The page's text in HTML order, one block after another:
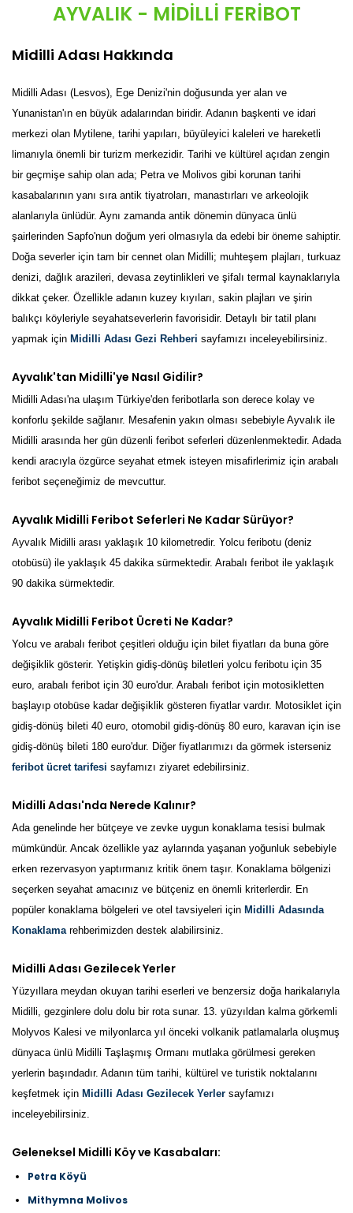
AYVALIK - MİDİLLİ FERİBOT
Midilli Adası Hakkında
Midilli Adası (Lesvos), Ege Denizi'nin doğusunda yer alan ve
Yunanistan'ın en büyük adalarından biridir. Adanın başkenti ve idari
merkezi olan Mytilene, tarihi yapıları, büyüleyici kaleleri ve hareketli
limanıyla önemli bir turizm merkezidir. Tarihi ve kültürel açıdan zengin
bir geçmişe sahip olan ada; Petra ve Molivos gibi korunan tarihi
kasabalarının yanı sıra antik tiyatroları, manastırları ve arkeolojik
alanlarıyla ünlüdür. Aynı zamanda antik dönemin dünyaca ünlü
şairlerinden Sapfo'nun doğum yeri olmasıyla da edebi bir öneme sahiptir.
Doğa severler için tam bir cennet olan Midilli; muhteşem plajları, turkuaz
denizi, dağlık arazileri, devasa zeytinlikleri ve şifalı termal kaynaklarıyla
dikkat çeker. Özellikle adanın kuzey kıyıları, sakin plajları ve şirin
balıkçı köyleriyle seyahatseverlerin favorisidir. Detaylı bir tatil planı
yapmak için Midilli Adası Gezi Rehberi sayfamızı inceleyebilirsiniz.
Ayvalık'tan Midilli'ye Nasıl Gidilir?
Midilli Adası'na ulaşım Türkiye'den feribotlarla son derece kolay ve
konforlu şekilde sağlanır. Mesafenin yakın olması sebebiyle Ayvalık ile
Midilli arasında her gün düzenli feribot seferleri düzenlenmektedir. Adada
kendi aracıyla özgürce seyahat etmek isteyen misafirlerimiz için arabalı
feribot seçeneğimiz de mevcuttur.
Ayvalık Midilli Feribot Seferleri Ne Kadar Sürüyor?
Ayvalık Midilli arası yaklaşık 10 kilometredir. Yolcu feribotu (deniz
otobüsü) ile yaklaşık 45 dakika sürmektedir. Arabalı feribot ile yaklaşık
90 dakika sürmektedir.
Ayvalık Midilli Feribot Ücreti Ne Kadar?
Yolcu ve arabalı feribot çeşitleri olduğu için bilet fiyatları da buna göre
değişiklik gösterir. Yetişkin gidiş-dönüş biletleri yolcu feribotu için 35
euro, arabalı feribot için 30 euro'dur. Arabalı feribot için motosikletten
başlayıp otobüse kadar değişiklik gösteren fiyatlar vardır. Motosiklet için
gidiş-dönüş bileti 40 euro, otomobil gidiş-dönüş 80 euro, karavan için ise
gidiş-dönüş bileti 180 euro'dur. Diğer fiyatlarımızı da görmek isterseniz
feribot ücret tarifesi sayfamızı ziyaret edebilirsiniz.
Midilli Adası'nda Nerede Kalınır?
Ada genelinde her bütçeye ve zevke uygun konaklama tesisi bulmak
mümkündür. Ancak özellikle yaz aylarında yaşanan yoğunluk sebebiyle
erken rezervasyon yaptırmanız kritik önem taşır. Konaklama bölgenizi
seçerken seyahat amacınız ve bütçeniz en önemli kriterlerdir. En
popüler konaklama bölgeleri ve otel tavsiyeleri için Midilli Adasında
Konaklamarehberimizden destek alabilirsiniz.
Midilli Adası Gezilecek Yerler
Yüzyıllara meydan okuyan tarihi eserleri ve benzersiz doğa harikalarıyla
Midilli, gezginlere dolu dolu bir rota sunar. 13. yüzyıldan kalma görkemli
Molyvos Kalesi ve milyonlarca yıl önceki volkanik patlamalarla oluşmuş
dünyaca ünlü Midilli Taşlaşmış Ormanı mutlaka görülmesi gereken
yerlerin başındadır. Adanın tüm tarihi, kültürel ve turistik noktalarını
keşfetmek için Midilli Adası Gezilecek Yerler sayfamızı
inceleyebilirsiniz.
Geleneksel Midilli Köy ve Kasabaları:
Petra Köyü
Mithymna Molivos